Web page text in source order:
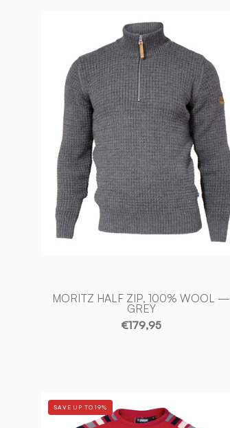
MORITZ
HALF
ZIP,
100%
ULL
—
GREY
-
Ivanhoe
of
Sweden
MORITZ HALF ZIP, 100% WOOL —
GREY
€179,95
DUFFY
SAVE UP TO 19%